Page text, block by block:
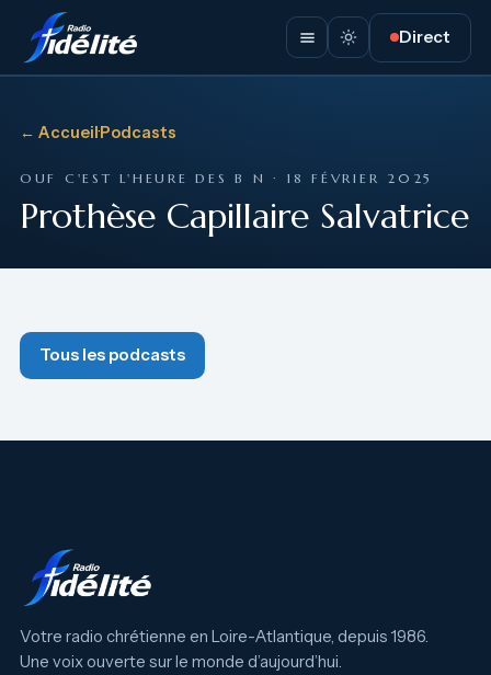
Direct
← Accueil·Podcasts
OUF C'EST L'HEURE DES B N · 18 FÉVRIER 2025
Prothèse Capillaire Salvatrice
Tous les podcasts
Votre radio chrétienne en Loire-Atlantique, depuis 1986.
Une voix ouverte sur le monde d’aujourd’hui.